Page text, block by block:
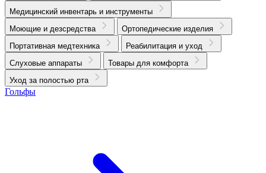
Медицинский инвентарь и инструменты
Моющие и дезсредства
Ортопедические изделия
Портативная медтехника
Реабилитация и уход
Слуховые аппараты
Товары для комфорта
Уход за полостью рта
Гольфы